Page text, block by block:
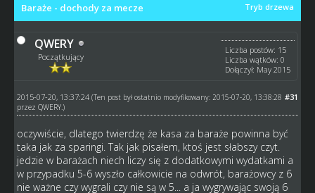
Tryb drzewa
Baraże - dochody za mecze
QWERY
Początkujący
Liczba postów: 15
Liczba wątków: 0
Dołączył: May 2015
#31
2015-07-20, 13:37:24 (Ten post był ostatnio modyfikowany: 2015-07-20, 13:38:28
przez QWERY.)
oczywiście, dlatego twierdzę że kasa za baraże powinna być
taka jak za sparingi. Tak jak pisałem, ktoś jest słabszy czyt.
jedzie w barażach niech liczy się z dodatkowymi wydatkami a
w przypadku 5-6 wyszło całkowicie na odwrót, barażowcy z 6
nie ważne czy wygrali czy nie są w 5... a ja wygrywając swoją 6